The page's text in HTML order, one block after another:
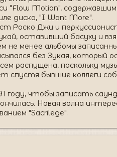
"Flow Motion",
диско, "I Want More".
Роско Джи и
оставивший басуху и
менее альбомы
без Зукая, который
распущена, поскольку
бывшие коллеги
году, чтобы записать
Новая волна
"Sacrilege".